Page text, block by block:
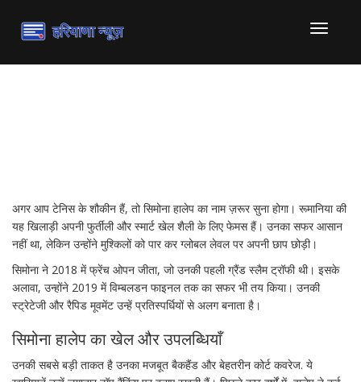
टॉगल
संचालित
अगर आप टेनिस के शौकीन हैं, तो सिमोना हालेप का नाम ज़रूर सुना होगा। रूमानिया की
यह खिलाड़ी अपनी फुर्तीली और स्मार्ट खेल शैली के लिए फेमस हैं। उनका सफर आसान
नहीं था, लेकिन उन्होंने मुश्किलों को पार कर ग्लोबल लेवल पर अपनी छाप छोड़ी।
सिमोना ने 2018 में फ्रेंच ओपन जीता, जो उनकी पहली ग्रैंड स्लैम ट्रॉफी थी। इसके
अलावा, उन्होंने 2019 में विम्बलडन फाइनल तक का सफर भी तय किया। उनकी
स्ट्रेटेजी और रैपिड मूवमेंट उन्हें प्रतिस्पर्धियों से अलग बनाता है।
सिमोना हालेप का खेल और उपलब्धियाँ
उनकी सबसे बड़ी ताकत है उनका मजबूत बैकहैंड और बेहतरीन कोर्ट कवरेज. ये